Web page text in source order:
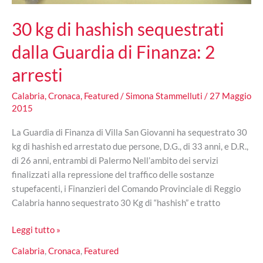
30 kg di hashish sequestrati
dalla Guardia di Finanza: 2
arresti
Calabria,Cronaca, Featured/Simona Stammelluti / 27 Maggio
2015
La Guardia di Finanza di Villa San Giovanni ha sequestrato 30
kg di hashish ed arrestato due persone, D.G., di 33 anni, e D.R.,
di 26 anni, entrambi di Palermo Nell’ambito dei servizi
finalizzati alla repressione del traffico delle sostanze
stupefacenti, i Finanzieri del Comando Provinciale di Reggio
Calabria hanno sequestrato 30 Kg di “hashish” e tratto
30
di
Leggi tutto »
Calabria,Cronaca, Featured